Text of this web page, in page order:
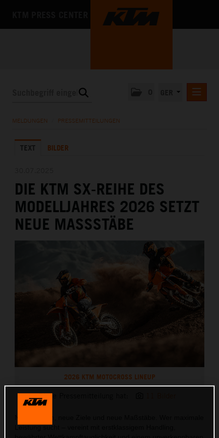
MEDIA
MELDUNGEN PRESSEMITTEILUNGEN
TEXT BILDER
DIE KTM SX-REIHE DES
MODELLJAHRES 2026 SETZT
NEUE MASSSTÄBE
2026 KTM MOTOCROSS LINEUP
Diese Pressemitteilung hat:
Leistung sucht – vereint mit erstklassigem Handling,